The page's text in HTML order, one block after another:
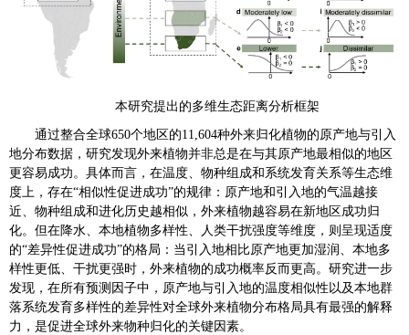
本研究提出的多维生态距离分析框架
通过整合全球650个地区的11,604种外来归化植物的原产地与引入
地分布数据，研究发现外来植物并非总是在与其原产地最相似的地区
更容易成功。具体而言，在温度、物种组成和系统发育关系等生态维
度上，存在“相似性促进成功”的规律：原产地和引入地的气温越接
近、物种组成和进化历史越相似，外来植物越容易在新地区成功归
化。但在降水、本地植物多样性、人类干扰强度等维度，则呈现适度
的“差异性促进成功”的格局：当引入地相比原产地更加湿润、本地多
样性更低、干扰更强时，外来植物的成功概率反而更高。研究进一步
发现，在所有预测因子中，原产地与引入地的温度相似性以及本地群
落系统发育多样性的差异性对全球外来植物分布格局具有最强的解释
力，是促进全球外来物种归化的关键因素。